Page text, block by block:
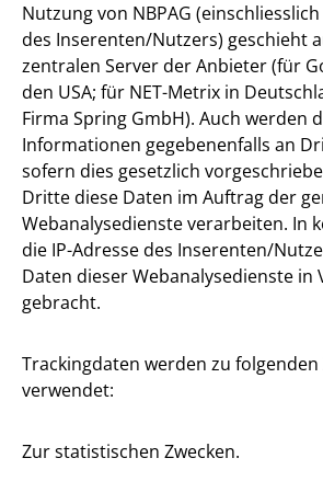
Nutzung von NBPAG
des Inserenten/Nutzers) geschieht
zentralen Server der Anbieter (für
den USA; für NET-Metrix in
Firma Spring GmbH). Auch werden
Informationen gegebenenfalls an
sofern dies gesetzlich
Dritte diese Daten im Auftrag der
Webanalysedienste verarbeiten. In
die IP-Adresse des Inserenten/
Daten dieser Webanalysedienste in
gebracht.
Trackingdaten werden zu folgenden
verwendet:
Zur statistischen Zwecken.